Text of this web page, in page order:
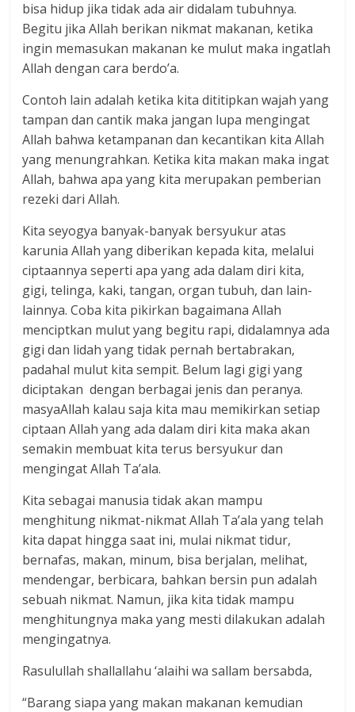
bisa hidup jika tidak ada air didalam tubuhnya.
Begitu jika Allah berikan nikmat makanan, ketika
ingin memasukan makanan ke mulut maka ingatlah
Allah dengan cara berdo’a.
Contoh lain adalah ketika kita dititipkan wajah yang
tampan dan cantik maka jangan lupa mengingat
Allah bahwa ketampanan dan kecantikan kita Allah
yang menungrahkan. Ketika kita makan maka ingat
Allah, bahwa apa yang kita merupakan pemberian
rezeki dari Allah.
Kita seyogya banyak-banyak bersyukur atas
karunia Allah yang diberikan kepada kita, melalui
ciptaannya seperti apa yang ada dalam diri kita,
gigi, telinga, kaki, tangan, organ tubuh, dan lain-
lainnya. Coba kita pikirkan bagaimana Allah
menciptkan mulut yang begitu rapi, didalamnya ada
gigi dan lidah yang tidak pernah bertabrakan,
padahal mulut kita sempit. Belum lagi gigi yang
diciptakan dengan berbagai jenis dan peranya.
masyaAllah kalau saja kita mau memikirkan setiap
ciptaan Allah yang ada dalam diri kita maka akan
semakin membuat kita terus bersyukur dan
mengingat Allah Ta’ala.
Kita sebagai manusia tidak akan mampu
menghitung nikmat-nikmat Allah Ta’ala yang telah
kita dapat hingga saat ini, mulai nikmat tidur,
bernafas, makan, minum, bisa berjalan, melihat,
mendengar, berbicara, bahkan bersin pun adalah
sebuah nikmat. Namun, jika kita tidak mampu
menghitungnya maka yang mesti dilakukan adalah
mengingatnya.
Rasulullah shallallahu ‘alaihi wa sallam bersabda,
“Barang siapa yang makan makanan kemudian